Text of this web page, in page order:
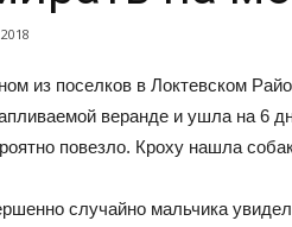
из поселков в Локтевском
веранде и ушла на 6
повезло. Кроху нашла
случайно мальчика